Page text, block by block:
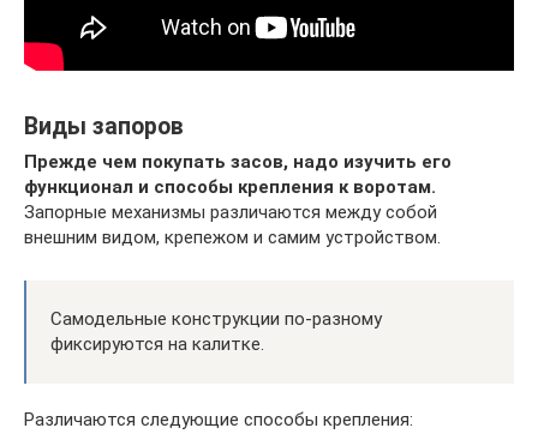
Виды запоров
Прежде чем покупать засов, надо изучить его
функционал и способы крепления к воротам.
Запорные механизмы различаются между собой
внешним видом, крепежом и самим устройством.
Самодельные конструкции по-разному
фиксируются на калитке.
Различаются следующие способы крепления: